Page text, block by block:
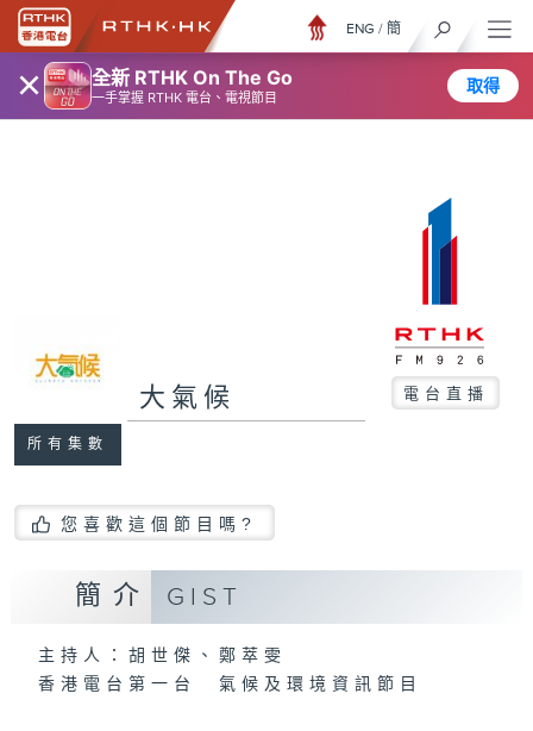
× 全新 RTHK On The Go
一手掌握 RTHK 電台、電視節目
取得
ENG / 簡
所有集數
大氣候 電台直播
您喜歡這個節目嗎?
簡介 GIST
主持人：胡世傑、鄭萃雯
香港電台第一台 氣候及環境資訊節目